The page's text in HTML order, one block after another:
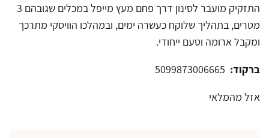
התזקיק מועבר לסינון דרך פחם מעץ מייפל במכלים שגובהם 3
מטרים, בתהליך שלוקח כעשרה ימים, ובמהלכו הוויסקי מתרכך
ומקבל ארומה וטעם ייחודי.
ברקוד:
אזל מהמלאי